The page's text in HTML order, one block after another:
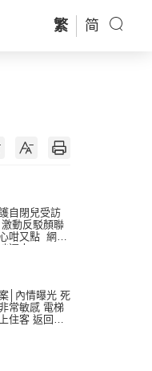
繁 简
自閉兒受訪
動反駁顏聯
咁又點 網民
逼人
│內情曝光 死
常敏感 電梯
住客 返回住